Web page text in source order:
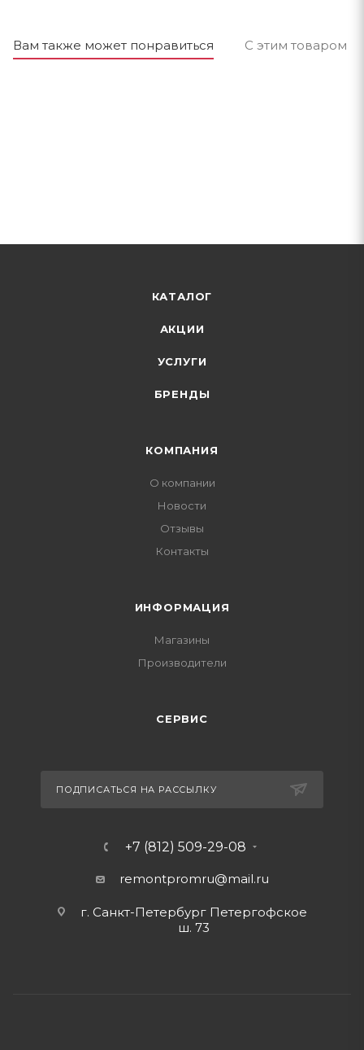
Вам также может понравиться С этим товаром
КАТАЛОГ
АКЦИИ
УСЛУГИ
БРЕНДЫ
КОМПАНИЯ
О компании
Новости
Отзывы
Контакты
ИНФОРМАЦИЯ
Магазины
Производители
СЕРВИС
ПОДПИСАТЬСЯ НА РАССЫЛКУ
+7 (812) 509-29-08
remontpromru@mail.ru
г. Санкт-Петербург Петергофское
ш. 73